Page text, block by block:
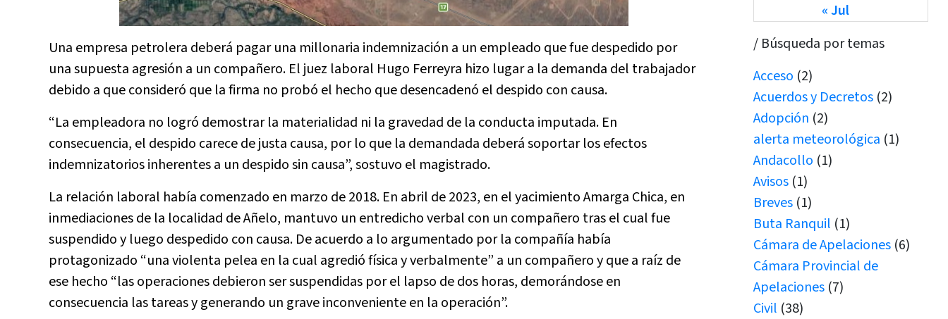
Una empresa petrolera deberá pagar una millonaria indemnización a un empleado que fue despedido por
una supuesta agresión a un compañero. El juez laboral Hugo Ferreyra hizo lugar a la demanda del trabajador
debido a que consideró que la firma no probó el hecho que desencadenó el despido con causa.
“La empleadora no logró demostrar la materialidad ni la gravedad de la conducta imputada. En
consecuencia, el despido carece de justa causa, por lo que la demandada deberá soportar los efectos
indemnizatorios inherentes a un despido sin causa”, sostuvo el magistrado.
La relación laboral había comenzado en marzo de 2018. En abril de 2023, en el yacimiento Amarga Chica, en
inmediaciones de la localidad de Añelo, mantuvo un entredicho verbal con un compañero tras el cual fue
suspendido y luego despedido con causa. De acuerdo a lo argumentado por la compañía había
protagonizado “una violenta pelea en la cual agredió física y verbalmente” a un compañero y que a raíz de
ese hecho “las operaciones debieron ser suspendidas por el lapso de dos horas, demorándose en
consecuencia las tareas y generando un grave inconveniente en la operación”.
« Jul
/ Búsqueda por temas
Acceso (2)
Acuerdos y Decretos (2)
Adopción (2)
alerta meteorológica (1)
Andacollo (1)
Avisos (1)
Breves (1)
Buta Ranquil (1)
Cámara de Apelaciones (6)
Cámara Provincial de
Apelaciones (7)
Civil (38)